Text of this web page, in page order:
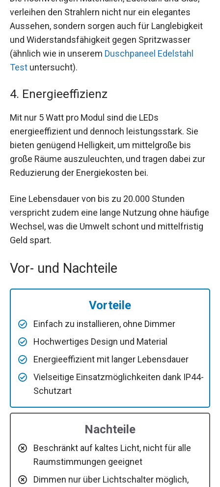
verleihen den Strahlern nicht nur ein elegantes
Aussehen, sondern sorgen auch für Langlebigkeit
und Widerstandsfähigkeit gegen Spritzwasser
(ähnlich wie in unserem Duschpaneel Edelstahl
Test untersucht).
4. Energieeffizienz
Mit nur 5 Watt pro Modul sind die LEDs
energieeffizient und dennoch leistungsstark. Sie
bieten genügend Helligkeit, um mittelgroße bis
große Räume auszuleuchten, und tragen dabei zur
Reduzierung der Energiekosten bei.
Eine Lebensdauer von bis zu 20.000 Stunden
verspricht zudem eine lange Nutzung ohne häufige
Wechsel, was die Umwelt schont und mittelfristig
Geld spart.
Vor- und Nachteile
Vorteile
Einfach zu installieren, ohne Dimmer
Hochwertiges Design und Material
Energieeffizient mit langer Lebensdauer
Vielseitige Einsatzmöglichkeiten dank IP44-
Schutzart
Nachteile
Beschränkt auf kaltes Licht, nicht für alle
Raumstimmungen geeignet
Dimmen nur über Lichtschalter möglich,